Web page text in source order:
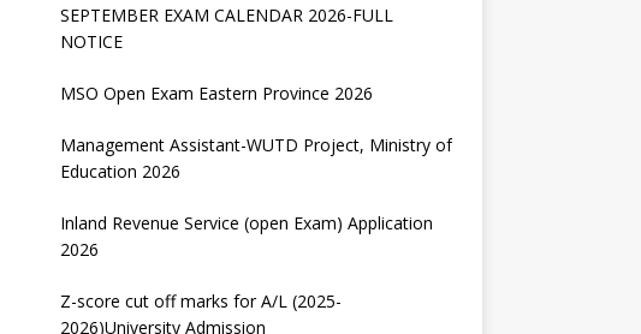
SEPTEMBER EXAM CALENDAR 2026-FULL
NOTICE
MSO Open Exam Eastern Province 2026
Management Assistant-WUTD Project, Ministry of
Education 2026
Inland Revenue Service (open Exam) Application
2026
Z-score cut off marks for A/L (2025-
2026)University Admission